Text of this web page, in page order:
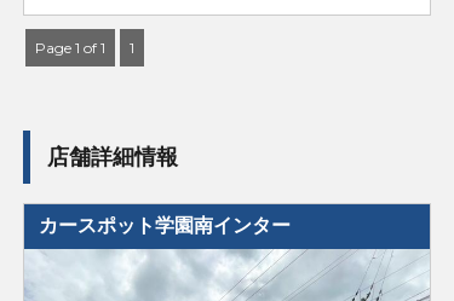
Page 1 of 1 1
店舗詳細情報
カースポット学園南インター